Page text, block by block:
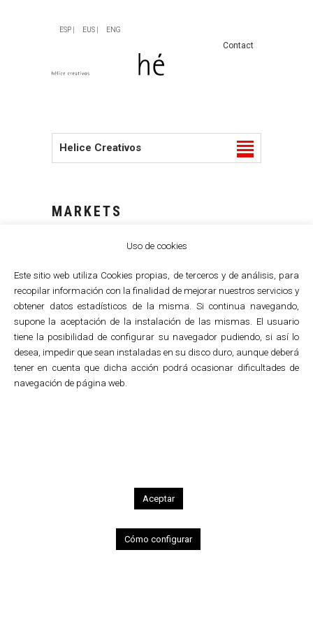
ESP | EUS | ENG
Contact
Helice Creativos
1 2 3 4 5
MARKETS
Terms of use •Cookies policy
Uso de cookies
Este sitio web utiliza Cookies propias, de terceros y de análisis, para
recopilar información con la finalidad de mejorar nuestros servicios y
obtener datos estadísticos de la misma. Si continua navegando,
supone la aceptación de la instalación de las mismas. El usuario
tiene la posibilidad de configurar su navegador pudiendo, si así lo
desea, impedir que sean instaladas en su disco duro, aunque deberá
tener en cuenta que dicha acción podrá ocasionar dificultades de
navegación de página web.
Aceptar
Cómo configurar